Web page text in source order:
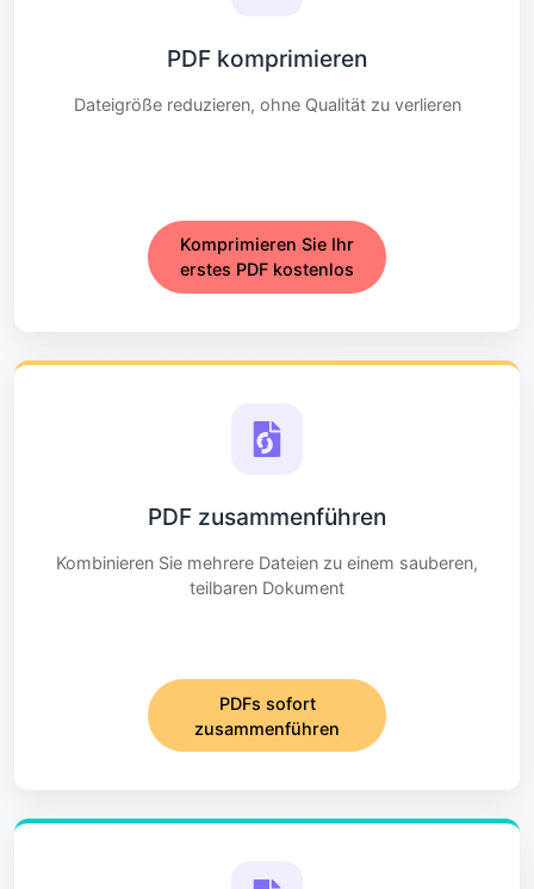
PDF komprimieren
Dateigröße reduzieren, ohne Qualität zu verlieren
Komprimieren Sie Ihr
erstes PDF kostenlos
PDF zusammenführen
Kombinieren Sie mehrere Dateien zu einem sauberen,
teilbaren Dokument
PDFs sofort
zusammenführen